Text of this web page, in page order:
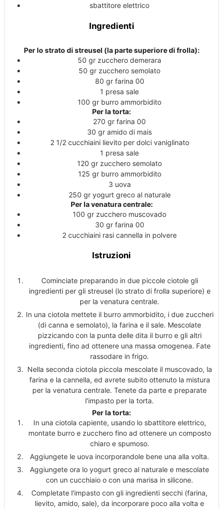
sbattitore elettrico
Ingredienti
Per lo strato di streusel (la parte superiore di frolla):
50 gr zucchero demerara
50 gr zucchero semolato
80 gr farina 00
1 presa sale
100 gr burro ammorbidito
Per la torta:
270 gr farina 00
30 gr amido di mais
2 1/2 cucchiaini lievito per dolci vaniglinato
1 presa sale
120 gr zucchero semolato
125 gr burro ammorbidito
3 uova
250 gr yogurt greco al naturale
Per la venatura centrale:
100 gr zucchero muscovado
30 gr farina 00
2 cucchiaini rasi cannella in polvere
Istruzioni
Cominciate preparando in due piccole ciotole gli
ingredienti per gli streusel (lo strato di frolla superiore) e
per la venatura centrale.
In una ciotola mettete il burro ammorbidito, i due zuccheri
(di canna e semolato), la farina e il sale. Mescolate
pizzicando con la punta delle dita il burro e gli altri
ingredienti, fino ad ottenere una massa omogenea. Fate
rassodare in frigo.
Nella seconda ciotola piccola mescolate il muscovado, la
farina e la cannella, ed avrete subito ottenuto la mistura
per la venatura centrale. Tenete da parte e preparate
l'impasto per la torta.
Per la torta:
In una ciotola capiente, usando lo sbattitore elettrico,
montate burro e zucchero fino ad ottenere un composto
chiaro e spumoso.
Aggiungete le uova incorporandole bene una alla volta.
Aggiungete ora lo yogurt greco al naturale e mescolate
con un cucchiaio o con una marisa in silicone.
Completate l'impasto con gli ingredienti secchi (farina,
lievito, amido, sale), da incorporare poco alla volta e